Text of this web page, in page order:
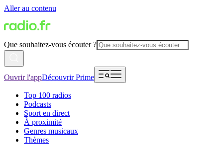
Aller au contenu
Que souhaitez-vous écouter ?
Ouvrir l'appDécouvrir Prime
Top 100 radios
Podcasts
Sport en direct
À proximité
Genres musicaux
Thèmes